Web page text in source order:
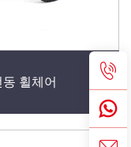
휠체어